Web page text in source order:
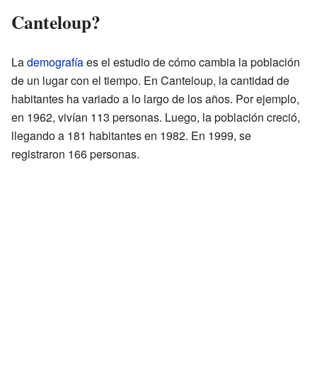
Canteloup?
Lademografíaes el estudio de cómo cambia la población
de un lugar con el tiempo. En Canteloup, la cantidad de
habitantes ha variado a lo largo de los años. Por ejemplo,
en 1962, vivían 113 personas. Luego, la población creció,
llegando a 181 habitantes en 1982. En 1999, se
registraron 166 personas.